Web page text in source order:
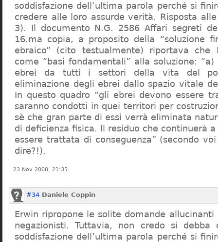
soddisfazione dell’ultima parola perché si
credere alle loro assurde verità. Risposta
3). Il documento N.G. 2586 Affari segreti
16.ma copia, a proposito della “soluzione
ebraico” (cito testualmente) riportava che
come “basi fondamentali” alla soluzione:
ebrei da tutti i settori della vita del
eliminazione degli ebrei dallo spazio vitale
In questo quadro “gli ebrei devono essere
saranno condotti in quei territori per
sè che gran parte di essi verrà eliminata
di deficienza fisica. Il residuo che continuerà
essere trattata di conseguenza” (secondo
dire?!).
23 Nov 2008, 21:35
#34 Daniele Coppin
Erwin ripropone le solite domande
negazionisti. Tuttavia, non credo si debba
soddisfazione dell’ultima parola perché si